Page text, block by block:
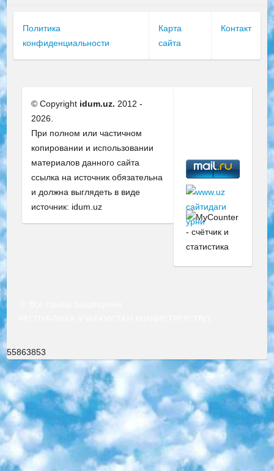
Политика
конфиденциальности
Карта
сайта
Контакт
© Copyright idum.uz. 2012 -
2026.
При полном или частичном
копировании и использовании
материалов данного сайта
ссылка на источник обязательна
и должна выглядеть в виде
источник: idum.uz
55863853